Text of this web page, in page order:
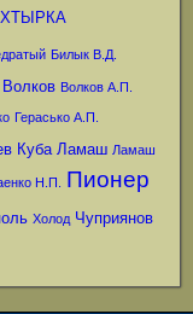
Билык В.Д.
Волков Волков А.П.
Герасько А.П.
Куба Ламаш Ламаш
Н.П. Пионер
Холод Чуприянов